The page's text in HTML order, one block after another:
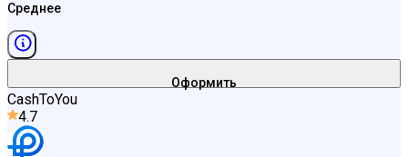
Среднее
Оформить
CashToYou
4.7